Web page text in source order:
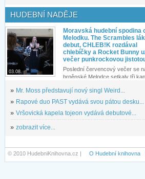
HUDEBNÍ NADĚJE
03.08.
Moravská hudební spodina
Melodku. The Scrambles
debut, CHLEB!K rozdával
chlebíčky a Rocket Bunny
večer punkrockovou
Poslední červencový večer se
brněnské Melodce setkaly tři
» Mr. Moss představují nový singl Weird...
» Rapové duo PAST vydává svou pátou desku...
» Vršovická kapela tojeon vydává debutové...
» zobrazit více...
© 2010 HudebniKnihovna.cz | O Hudební knihovna